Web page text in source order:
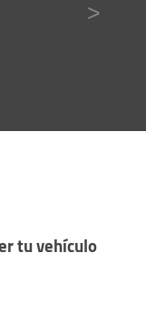
>
tu vehículo